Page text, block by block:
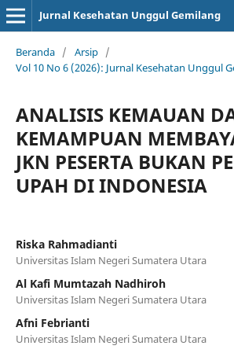
Jurnal Kesehatan Unggul Gemilang
Beranda / Arsip /
Vol 10 No 6 (2026): Jurnal Kesehatan Unggul
ANALISIS KEMAUAN
KEMAMPUAN
JKN PESERTA BUKAN
UPAH DI INDONESIA
Riska Rahmadianti
Universitas Islam Negeri Sumatera Utara
Al Kafi Mumtazah Nadhiroh
Universitas Islam Negeri Sumatera Utara
Afni Febrianti
Universitas Islam Negeri Sumatera Utara